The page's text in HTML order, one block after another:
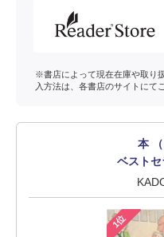
※書店によって現在在庫や取り
入方法は、各書店のサイトにて
本 （
ベスト
1位